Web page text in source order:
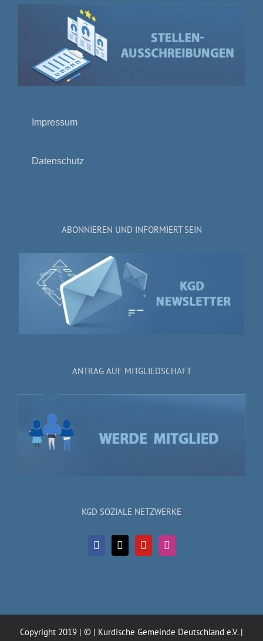
Impressum
Datenschutz
ABONNIEREN UND INFORMIERT SEIN
ANTRAG AUF MITGLIEDSCHAFT
KGD SOZIALE NETZWERKE
Copyright 2019 | © | Kurdische Gemeinde Deutschland e.V. |